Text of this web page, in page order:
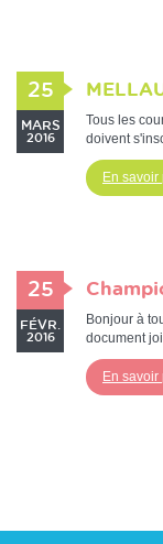
25
MARS
2016
Tous les
doivent
En savoir
25
FÉVR.
2016
Bonjour à
document
En savoir